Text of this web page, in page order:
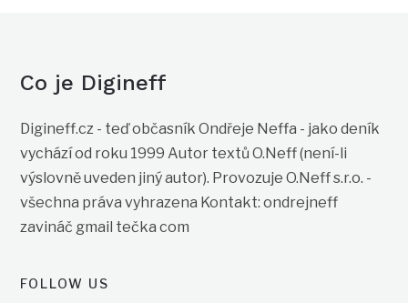
Co je Digineff
Digineff.cz - teď občasník Ondřeje Neffa - jako deník
vychází od roku 1999 Autor textů O.Neff (není-li
výslovně uveden jiný autor). Provozuje O.Neff s.r.o. -
všechna práva vyhrazena Kontakt: ondrejneff
zavináč gmail tečka com
FOLLOW US